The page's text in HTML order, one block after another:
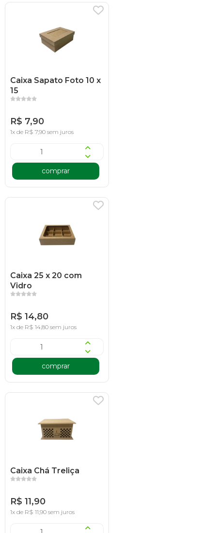
Caixa Sapato Foto 10 x
15
R$ 7,90
1x de R$ 7,90 sem juros
comprar
Caixa 25 x 20 com
Vidro
R$ 14,80
1x de R$ 14,80 sem juros
comprar
Caixa Chá Treliça
R$ 11,90
1x de R$ 11,90 sem juros